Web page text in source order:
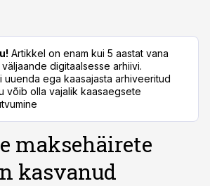
Artikkel on enam kui 5 aastat vana
digitaalsesse arhiivi.
uuenda ega kaasajasta arhiveeritud
võib olla vajalik kaasaegsete
maksehäirete
kasvanud